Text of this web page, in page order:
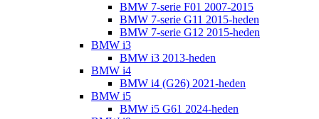
BMW 7-serie F01 2007-2015
BMW 7-serie G11 2015-heden
BMW 7-serie G12 2015-heden
BMW i3
BMW i3 2013-heden
BMW i4
BMW i4 (G26) 2021-heden
BMW i5
BMW i5 G61 2024-heden